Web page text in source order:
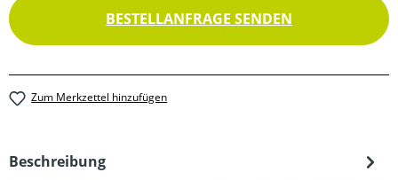
BESTELLANFRAGE SENDEN
Zum Merkzettel hinzufügen
Beschreibung